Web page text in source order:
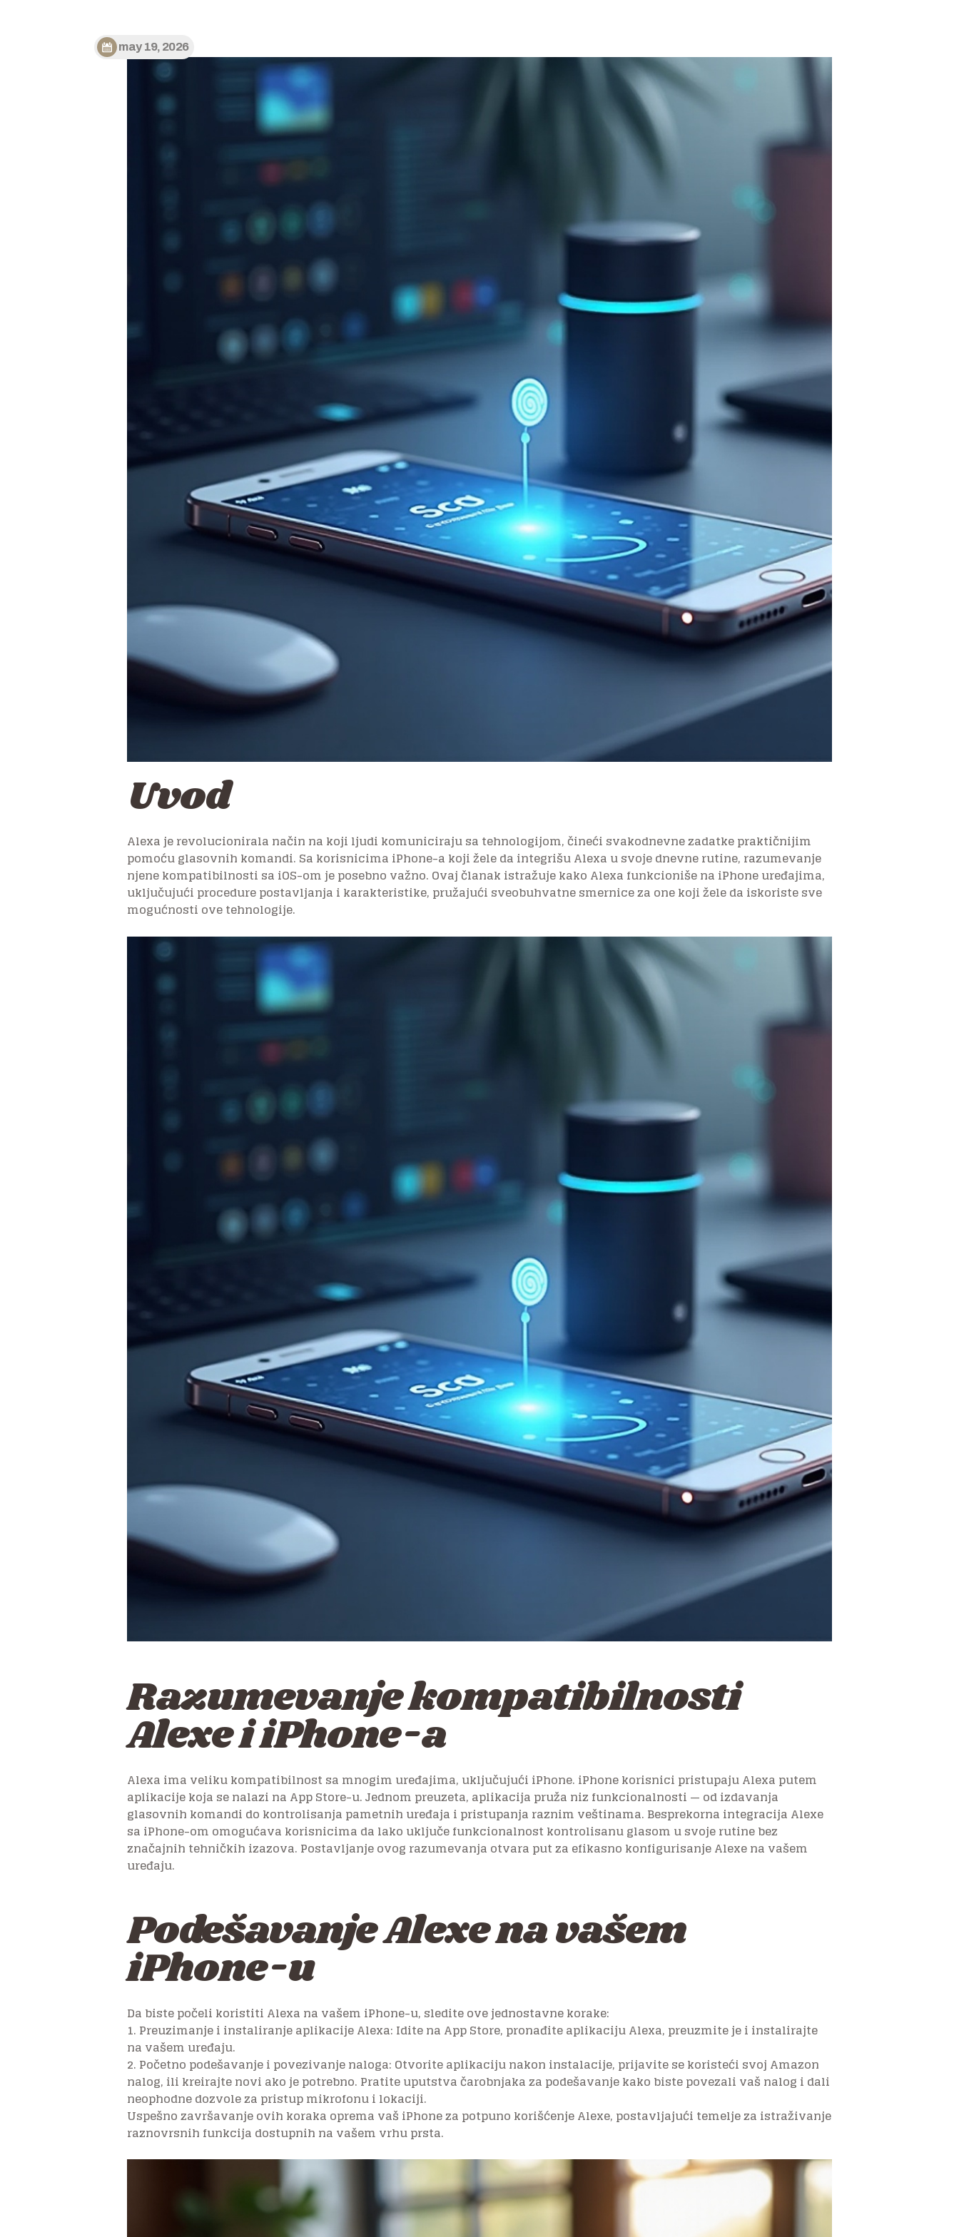
may 19, 2026
Uvod
Alexa je revolucionirala način na koji ljudi komuniciraju sa tehnologijom, čineći svakodnevne zadatke praktičnijim
pomoću glasovnih komandi. Sa korisnicima iPhone-a koji žele da integrišu Alexa u svoje dnevne rutine, razumevanje
njene kompatibilnosti sa iOS-om je posebno važno. Ovaj članak istražuje kako Alexa funkcioniše na iPhone uređajima,
uključujući procedure postavljanja i karakteristike, pružajući sveobuhvatne smernice za one koji žele da iskoriste sve
mogućnosti ove tehnologije.
Razumevanje kompatibilnosti
Alexe i iPhone-a
Alexa ima veliku kompatibilnost sa mnogim uređajima, uključujući iPhone. iPhone korisnici pristupaju Alexa putem
aplikacije koja se nalazi na App Store-u. Jednom preuzeta, aplikacija pruža niz funkcionalnosti — od izdavanja
glasovnih komandi do kontrolisanja pametnih uređaja i pristupanja raznim veštinama. Besprekorna integracija Alexe
sa iPhone-om omogućava korisnicima da lako uključe funkcionalnost kontrolisanu glasom u svoje rutine bez
značajnih tehničkih izazova. Postavljanje ovog razumevanja otvara put za efikasno konfigurisanje Alexe na vašem
uređaju.
Podešavanje Alexe na vašem
iPhone-u
Da biste počeli koristiti Alexa na vašem iPhone-u, sledite ove jednostavne korake:
1. Preuzimanje i instaliranje aplikacije Alexa: Idite na App Store, pronađite aplikaciju Alexa, preuzmite je i instalirajte
na vašem uređaju.
2. Početno podešavanje i povezivanje naloga: Otvorite aplikaciju nakon instalacije, prijavite se koristeći svoj Amazon
nalog, ili kreirajte novi ako je potrebno. Pratite uputstva čarobnjaka za podešavanje kako biste povezali vaš nalog i dali
neophodne dozvole za pristup mikrofonu i lokaciji.
Uspešno završavanje ovih koraka oprema vaš iPhone za potpuno korišćenje Alexe, postavljajući temelje za istraživanje
raznovrsnih funkcija dostupnih na vašem vrhu prsta.